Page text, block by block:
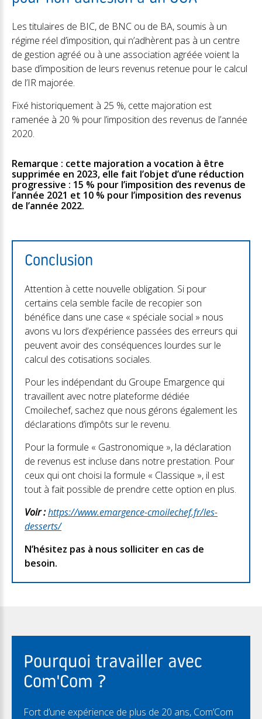
Les titulaires de BIC, de BNC ou de BA, soumis à un
régime réel d’imposition, qui n’adhèrent pas à un centre
de gestion agréé ou à une association agréée voient la
base d’imposition de leurs revenus retenue pour le calcul
de l’IR majorée.
Fixé historiquement à 25 %, cette majoration est
ramenée à 20 % pour l’imposition des revenus de l’année
2020.
Remarque : cette majoration a vocation à être
supprimée en 2023, elle fait l’objet d’une réduction
progressive : 15 % pour l’imposition des revenus de
l’année 2021 et 10 % pour l’imposition des revenus
de l’année 2022.
Conclusion
Attention à cette nouvelle obligation. Si pour
certains cela semble facile de recopier son
bénéfice dans une case « spéciale social » nous
avons vu lors d’expérience passées des erreurs qui
peuvent avoir des conséquences lourdes sur le
calcul des cotisations sociales.
Pour les indépendant du Groupe Emargence qui
travaillent avec notre plateforme dédiée
Cmoilechef, sachez que nous gérons également les
déclarations d’impôts sur le revenu.
Pour la formule « Gastronomique », la déclaration
de revenus est incluse dans notre prestation. Pour
ceux qui ont choisi la formule « Classique », il est
tout à fait possible de prendre cette option en plus.
Voir :https://www.emargence-cmoilechef.fr/les-
desserts/
N’hésitez pas à nous solliciter en cas de
besoin.
Pourquoi travailler avec
Com'Com ?
Fort d’une expérience de plus de 20 ans, Com’Com